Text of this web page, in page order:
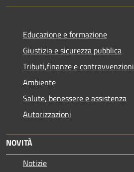
Educazione e formazione
Giustizia e sicurezza pubblica
Tributi,finanze e contravvenzioni
Ambiente
Salute, benessere e assistenza
Autorizzazioni
NOVITÀ
Notizie